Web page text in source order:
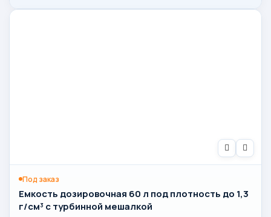
Под заказ
Емкость дозировочная 60 л под плотность до 1,3
г/см³ с турбинной мешалкой